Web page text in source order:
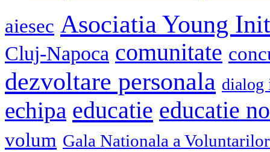
aiesec Asociatia Young
Cluj-Napoca comunitate
dezvoltare personala dialog
echipa educatie educatie
volum Gala Nationala a Voluntarilor